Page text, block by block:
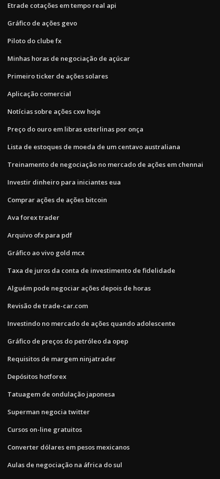
Etrade cotações em tempo real api
Gráfico de ações gevo
Piloto do clube fx
Minhas horas de negociação de açúcar
Primeiro ticker de ações solares
Aplicação comercial
Notícias sobre ações cxw hoje
Preço do ouro em libras esterlinas por onça
Lista de estoques de moeda de um centavo australiana
Treinamento de negociação no mercado de ações em chennai
Investir dinheiro para iniciantes eua
Comprar ações de ações bitcoin
Ava forex trader
Arquivo ofx para pdf
Gráfico ao vivo gold mcx
Taxa de juros da conta de investimento de fidelidade
Alguém pode negociar ações depois de horas
Revisão de trade-car.com
Investindo no mercado de ações quando adolescente
Gráfico de preços do petróleo da opep
Requisitos de margem ninjatrader
Depósitos hotforex
Tatuagem de ondulação japonesa
Superman negocia twitter
Cursos on-line gratuitos
Converter dólares em pesos mexicanos
Aulas de negociação na áfrica do sul